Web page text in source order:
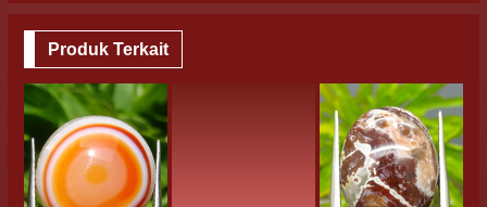
Produk Terkait